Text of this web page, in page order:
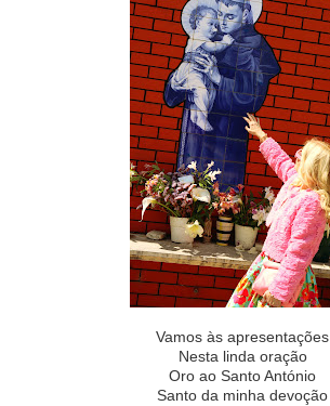
Vamos às apresentações
Nesta linda oração
Oro ao Santo António
Santo da minha devoção